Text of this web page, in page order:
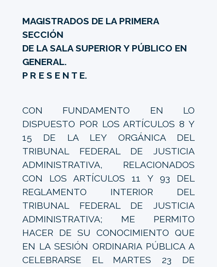
MAGISTRADOS DE LA PRIMERA
SECCIÓN
DE LA SALA SUPERIOR Y PÚBLICO EN
GENERAL.
P R E S E N T E.
CON FUNDAMENTO EN LO
DISPUESTO POR LOS ARTÍCULOS 8 Y
15 DE LA LEY ORGÁNICA DEL
TRIBUNAL FEDERAL DE JUSTICIA
ADMINISTRATIVA, RELACIONADOS
CON LOS ARTÍCULOS 11 Y 93 DEL
REGLAMENTO INTERIOR DEL
TRIBUNAL FEDERAL DE JUSTICIA
ADMINISTRATIVA; ME PERMITO
HACER DE SU CONOCIMIENTO QUE
EN LA SESIÓN ORDINARIA PÚBLICA A
CELEBRARSE EL MARTES 23 DE